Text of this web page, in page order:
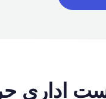
اداری